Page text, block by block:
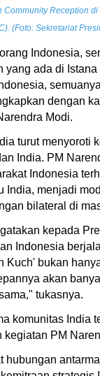
Community Reception
(Foto: Sekretariat
Indonesia,
yang ada di
dengan
Modi.
turut menyoroti
India. PM
Indonesia
India, menjadi
bilateral di
kepada
Indonesia
Kuch' bukan
akan
tukasnya.
komunitas India
kegiatan PM
hubungan